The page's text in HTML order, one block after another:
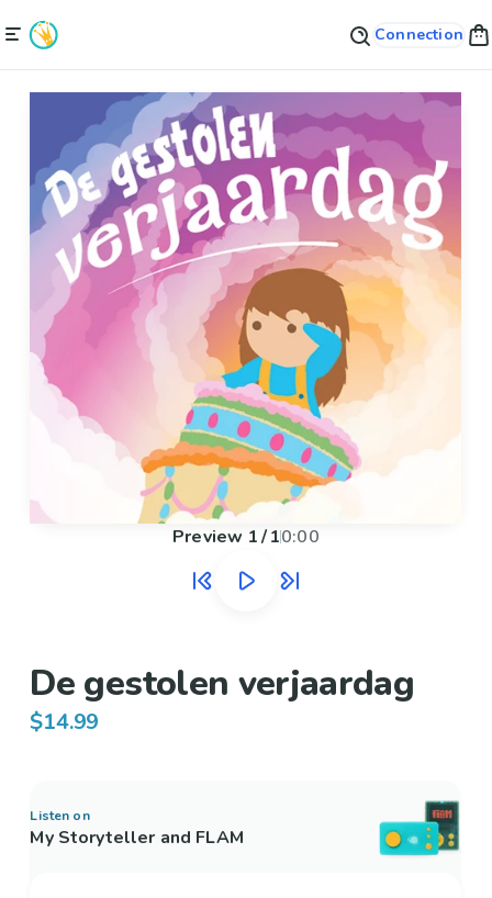
Connection
Preview 1/10:00
De gestolen verjaardag
$14.99
Listen on
My Storyteller and FLAM